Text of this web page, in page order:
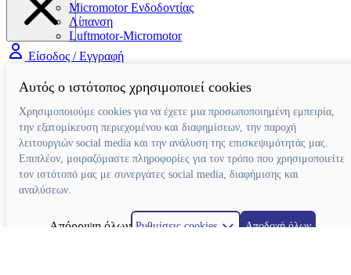
Micromotor Ενδοδοντίας
Λίπανση
Luftmotor-Micromotor
Είσοδος / Εγγραφή
Αυτός ο ιστότοπος χρησιμοποιεί cookies
Χρησιμοποιούμε cookies για να έχετε μια προσωποποιημένη εμπειρία,
την εξατομίκευση περιεχομένου και διαφημίσεων, την παροχή
λειτουργιών social media και την ανάλυση της επισκεψιμότητάς μας.
Επιπλέον, μοιραζόμαστε πληροφορίες για τον τρόπο που χρησιμοποιείτε
τον ιστότοπό μας με συνεργάτες social media, διαφήμισης και
αναλύσεων.
Απόρριψη όλων Ρυθμίσεις cookies
Αποδοχή όλων